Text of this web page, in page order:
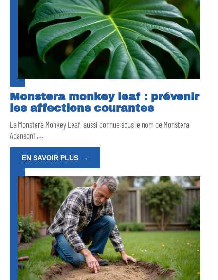
Monstera monkey leaf : prévenir
les affections courantes
La Monstera Monkey Leaf, aussi connue sous le nom de Monstera
Adansonii,…
EN SAVOIR PLUS